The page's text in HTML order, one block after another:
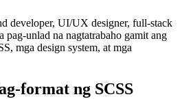
developer, UI/UX designer, full-stack
pag-unlad na nagtatrabaho gamit ang
mga design system, at mga
format ng SCSS